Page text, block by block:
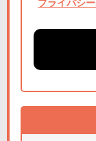
プライバシ